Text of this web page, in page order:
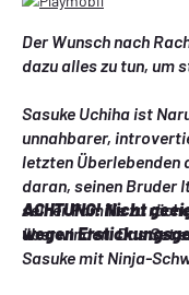
Der Wunsch nach
dazu alles zu tun, um
Sasuke Uchiha ist
unnahbarer,
letzten Überlebenden
daran, seinen Bruder
seiner Familie zu
überwinden. Das Set
Sasuke mit Ninja-
ACHTUNG! Nicht
wegen